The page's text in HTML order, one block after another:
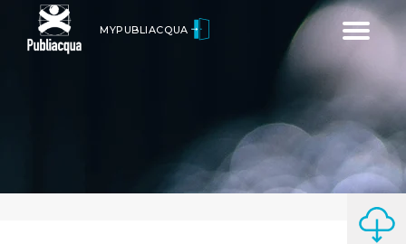
Toggle
MYPUBLIACQUA